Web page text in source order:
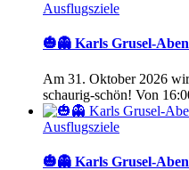
Ausflugsziele
🎃👻 Karls Grusel-
Am 31. Oktober 2026
schaurig-schön! Von
Ausflugsziele
🎃👻 Karls Grusel-